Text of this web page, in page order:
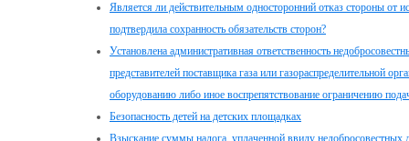
Является ли действительным односторонний отказ стороны от
подтвердила сохранность обязательств сторон?
Установлена административная ответственность
представителей поставщика газа или газораспределительной
оборудованию либо иное воспрепятствование ограничению
Безопасность детей на детских площадках
Взыскание суммы налога, уплаченной ввиду недобросовестных